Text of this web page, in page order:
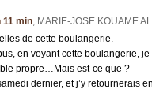
11 min, MARIE-JOSE KOUAME
de cette boulangerie.
en voyant cette boulangerie,
propre…Mais est-ce que ?
dernier, et j’y retournerais